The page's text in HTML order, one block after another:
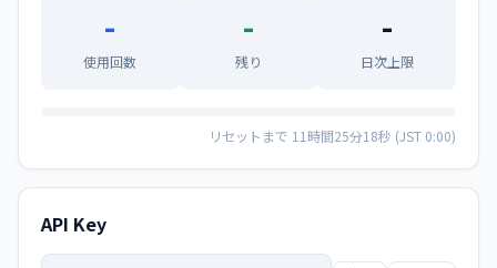
-
使用回数
-
残り
-
日次上限
リセットまで 11時間25分18秒 (JST 0:00)
API Key